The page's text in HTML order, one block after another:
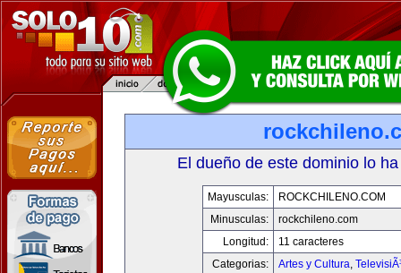
El dueño de este dominio lo
Mayusculas:
ROCKCHILENO.COM
Minusculas:
rockchileno.com
Longitud:
11 caracteres
Categorias:
Artes y Cultura,